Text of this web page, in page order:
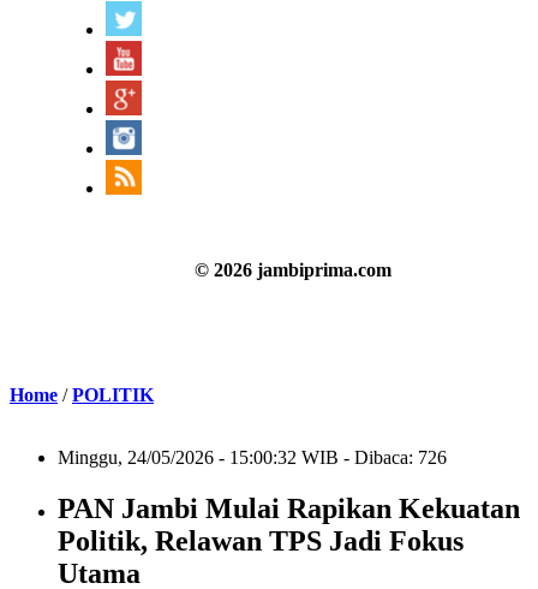
© 2026 jambiprima.com
Home /POLITIK
Minggu, 24/05/2026 - 15:00:32 WIB - Dibaca: 726
PAN Jambi Mulai Rapikan Kekuatan
Politik, Relawan TPS Jadi Fokus
Utama